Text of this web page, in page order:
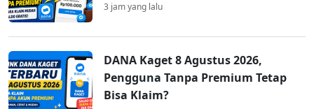
3 jam yang lalu
DANA Kaget 8 Agustus 2026,
Pengguna Tanpa Premium Tetap
Bisa Klaim?